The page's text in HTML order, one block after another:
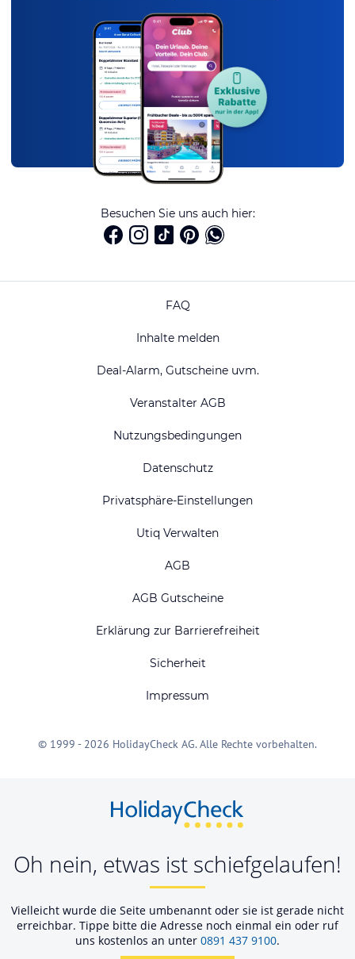
Besuchen Sie uns auch hier:
FAQ
Inhalte melden
Deal-Alarm, Gutscheine uvm.
Veranstalter AGB
Nutzungsbedingungen
Datenschutz
Privatsphäre-Einstellungen
Utiq Verwalten
AGB
AGB Gutscheine
Erklärung zur Barrierefreiheit
Sicherheit
Impressum
© 1999 - 2026 HolidayCheck AG. Alle Rechte vorbehalten.
Oh nein, etwas ist schiefgelaufen!
Vielleicht wurde die Seite umbenannt oder sie ist gerade nicht
erreichbar. Tippe bitte die Adresse noch einmal ein oder ruf
uns kostenlos an unter 0891 437 9100.